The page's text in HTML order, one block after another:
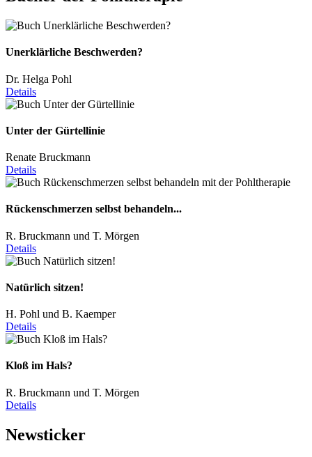
Unerklärliche Beschwerden?
Dr. Helga Pohl
Details
Unter der Gürtellinie
Renate Bruckmann
Details
Rückenschmerzen selbst behandeln...
R. Bruckmann und T. Mörgen
Details
Natürlich sitzen!
H. Pohl und B. Kaemper
Details
Kloß im Hals?
R. Bruckmann und T. Mörgen
Details
Newsticker